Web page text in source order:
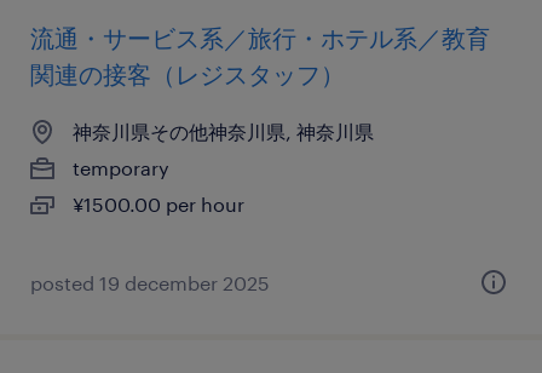
流通・サービス系／旅行・ホテル系／教育
関連の接客（レジスタッフ）
神奈川県その他神奈川県, 神奈川県
temporary
¥1500.00 per hour
posted 19 december 2025